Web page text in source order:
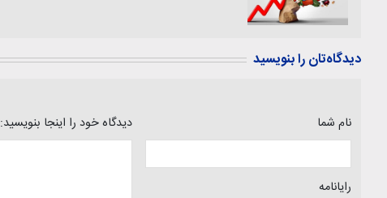
دیدگاه‌تان را بنویسید
نام شما
رایانامه
دیدگاه خود را اینجا بنویسید: